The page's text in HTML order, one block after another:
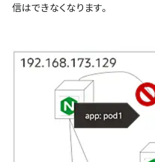
信はできなくなります。